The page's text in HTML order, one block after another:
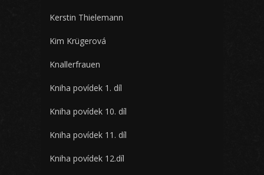
Kerstin Thielemann
Kim Krügerová
Knallerfrauen
Kniha povídek 1. díl
Kniha povídek 10. díl
Kniha povídek 11. díl
Kniha povídek 12.díl